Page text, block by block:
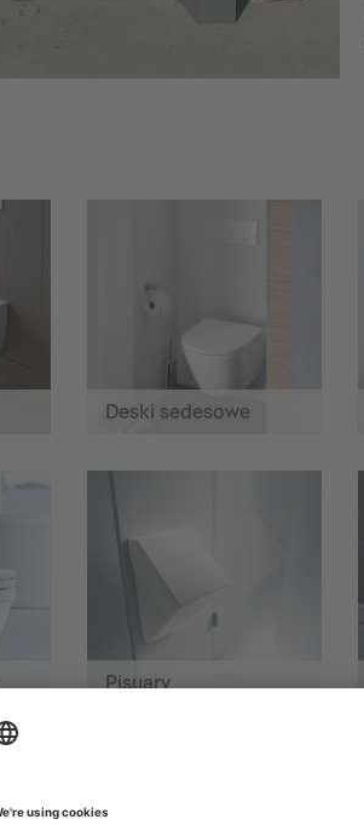
Deski sedesowe
Pisuary